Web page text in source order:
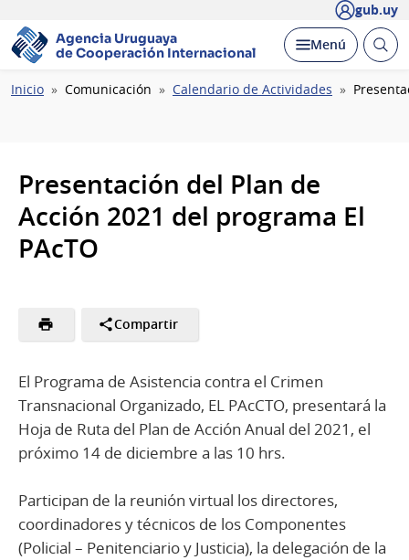
gub.uy
Agencia Uruguaya
de Cooperación Internacional
Desplegar
Menú Abrir
Ruta
Inicio Comunicación Calendario de Actividades
Presentación del Plan de
Acción 2021 del programa El
PAcTO
Compartir
El Programa de Asistencia contra el Crimen
Transnacional Organizado, EL PAcCTO, presentará la
Hoja de Ruta del Plan de Acción Anual del 2021, el
próximo 14 de diciembre a las 10 hrs.
Participan de la reunión virtual los directores,
coordinadores y técnicos de los Componentes
(Policial – Penitenciario y Justicia), la delegación de la